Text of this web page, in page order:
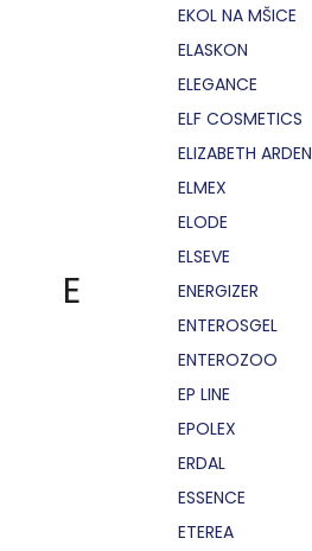
E
EKOL NA MŠICE
ELASKON
ELEGANCE
ELF COSMETICS
ELIZABETH ARDEN
ELMEX
ELODE
ELSEVE
ENERGIZER
ENTEROSGEL
ENTEROZOO
EP LINE
EPOLEX
ERDAL
ESSENCE
ETEREA